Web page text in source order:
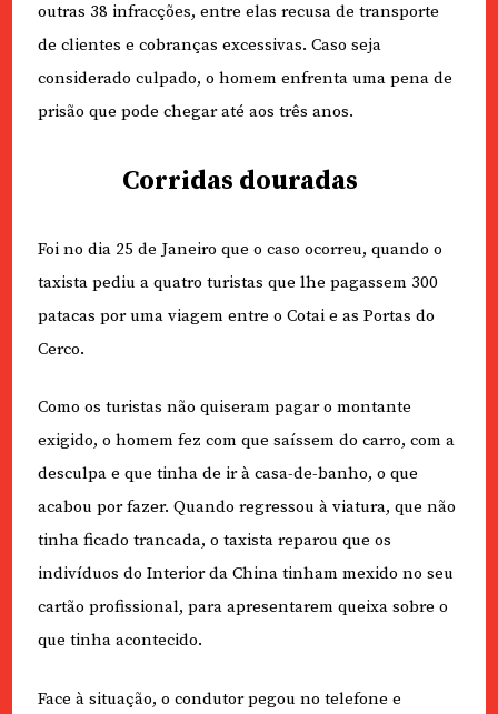
outras 38 infracções, entre elas recusa de transporte
de clientes e cobranças excessivas. Caso seja
considerado culpado, o homem enfrenta uma pena de
prisão que pode chegar até aos três anos.
Corridas douradas
Foi no dia 25 de Janeiro que o caso ocorreu, quando o
taxista pediu a quatro turistas que lhe pagassem 300
patacas por uma viagem entre o Cotai e as Portas do
Cerco.
Como os turistas não quiseram pagar o montante
exigido, o homem fez com que saíssem do carro, com a
desculpa e que tinha de ir à casa-de-banho, o que
acabou por fazer. Quando regressou à viatura, que não
tinha ficado trancada, o taxista reparou que os
indivíduos do Interior da China tinham mexido no seu
cartão profissional, para apresentarem queixa sobre o
que tinha acontecido.
Face à situação, o condutor pegou no telefone e